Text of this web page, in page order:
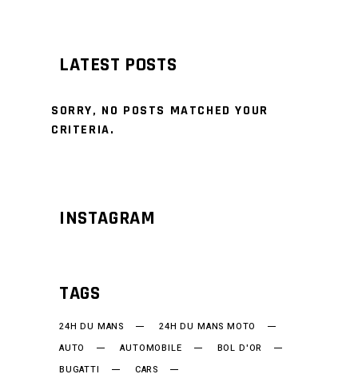
LATEST POSTS
SORRY, NO POSTS MATCHED YOUR
CRITERIA.
INSTAGRAM
TAGS
24H DU MANS
24H DU MANS MOTO
AUTO
AUTOMOBILE
BOL D'OR
BUGATTI
CARS